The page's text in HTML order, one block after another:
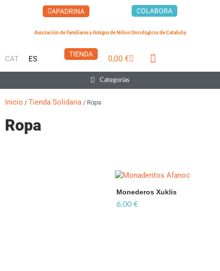
APADRINA COLABORA
Asociación de Familiares y Amigos de Niños Oncológicos de Cataluña
CAT ES
TIENDA 0,00€Carrito
Main
Menu
Categorías
Inicio / Tienda Solidaria / Ropa
Ropa
Monederos Xuklis
6,00€